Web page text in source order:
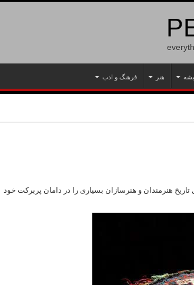
هنر فرهنگ و ادب
هنرمندان و هنرسازان بسیاری را در دامان پربرکت خود